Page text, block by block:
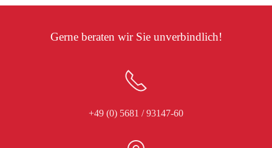
Gerne beraten wir Sie unverbindlich!
+49 (0) 5681 / 93147-60